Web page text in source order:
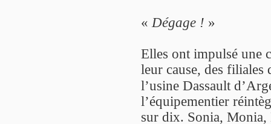
«Dégage ! »
Elles ont impulsé une
leur cause, des filiales
l’usine Dassault
l’équipementier
sur dix. Sonia, Monia,